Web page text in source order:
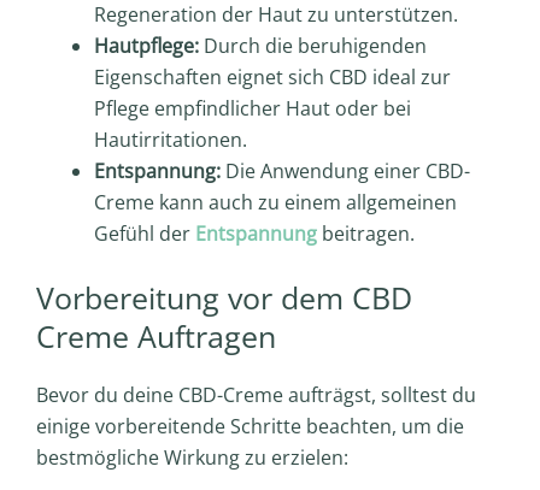
Regeneration der Haut zu unterstützen.
Hautpflege: Durch die beruhigenden
Eigenschaften eignet sich CBD ideal zur
Pflege empfindlicher Haut oder bei
Hautirritationen.
Entspannung: Die Anwendung einer CBD-
Creme kann auch zu einem allgemeinen
Gefühl der Entspannung beitragen.
Vorbereitung vor dem CBD
Creme Auftragen
Bevor du deine CBD-Creme aufträgst, solltest du
einige vorbereitende Schritte beachten, um die
bestmögliche Wirkung zu erzielen: